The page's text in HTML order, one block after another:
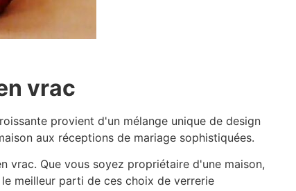
vrac
provient d'un mélange unique de design
aux réceptions de mariage sophistiquées.
vrac. Que vous soyez propriétaire d'une maison,
meilleur parti de ces choix de verrerie